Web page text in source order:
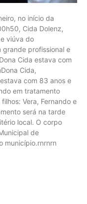
no início da
Cida Dolenz,
viúva do
grande profissional e
Cida estava com
Cida,
com 83 anos e
em tratamento
Vera, Fernando e
será na tarde
local. O corpo
de
município.rnrnrn